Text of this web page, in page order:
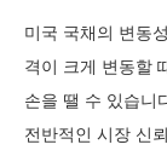
미국 국채의 변동
격이 크게 변동할
손을 땔 수 있습니
전반적인 시장 신